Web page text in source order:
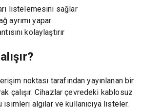
listelemesini sağlar
ayrımı yapar
kolaylaştırır
noktası tarafından yayınlanan bir
çalışır. Cihazlar çevredeki kablosuz
isimleri algılar ve kullanıcıya listeler.